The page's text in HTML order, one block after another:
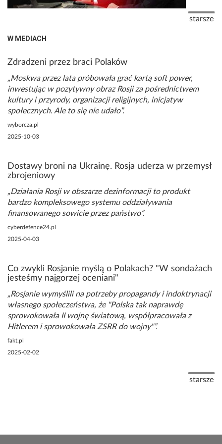
starsze
W MEDIACH
Zdradzeni przez braci Polaków
Moskwa przez lata próbowała grać kartą soft power,
inwestując w pozytywny obraz Rosji za pośrednictwem
kultury i przyrody, organizacji religijnych, inicjatyw
społecznych. Ale to się nie udało
wyborcza.pl
2025-10-03
Dostawy broni na Ukrainę. Rosja uderza w przemysł
zbrojeniowy
Działania Rosji w obszarze dezinformacji to produkt
bardzo kompleksowego systemu oddziaływania
finansowanego sowicie przez państwo
cyberdefence24.pl
2025-04-03
Co zwykli Rosjanie myślą o Polakach? "W sondażach
jesteśmy najgorzej oceniani"
Rosjanie wymyślili na potrzeby propagandy i indoktrynacji
własnego społeczeństwa, że "Polska tak naprawdę
sprowokowała II wojnę światową, współpracowała z
Hitlerem i sprowokowała ZSRR do wojny"
fakt.pl
2025-02-02
starsze